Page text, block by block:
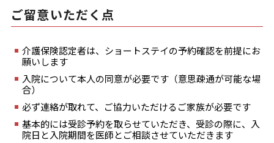
ご留意いただく点
介護保険認定者は、ショートステイの予約確認を前提にお
願いします
入院について本人の同意が必要です（意思疎通が可能な場
合）
必ず連絡が取れて、ご協力いただけるご家族が必要です
基本的には受診予約を取らせていただき、受診の際に、入
院日と入院期間を医師とご相談させていただきます